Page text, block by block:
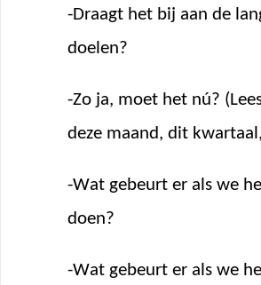
-Draagt het bij aan de
doelen?
-Zo ja, moet het nú?
deze maand, dit
-Wat gebeurt er als we
doen?
-Wat gebeurt er als we